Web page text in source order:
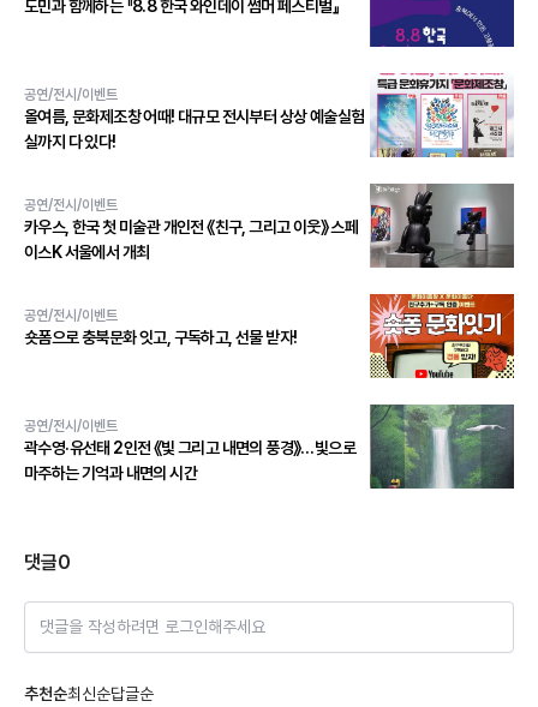
도민과 함께하는 『8.8 한국 와인데이 썸머 페스티벌』
공연/전시/이벤트
올여름, 문화제조창 어때! 대규모 전시부터 상상 예술실험
실까지 다 있다!
공연/전시/이벤트
카우스, 한국 첫 미술관 개인전 《친구, 그리고 이웃》 스페
이스K 서울에서 개최
공연/전시/이벤트
숏폼으로 충북문화 잇고, 구독하고, 선물 받자!
공연/전시/이벤트
곽수영·유선태 2인전 《빛 그리고 내면의 풍경》…빛으로
마주하는 기억과 내면의 시간
댓글0
댓글을 작성하려면 로그인해주세요
추천순최신순답글순